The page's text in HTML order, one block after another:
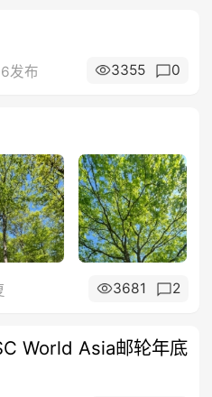
发布 3355 0
3681 2
World Asia邮轮年底